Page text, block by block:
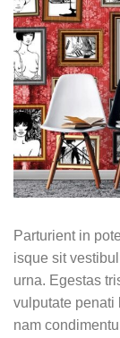
Parturient in
isque sit
urna. Egestas
vulputate penati
nam